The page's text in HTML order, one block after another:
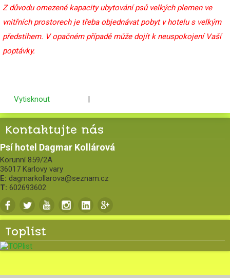
Z důvodu omezené kapacity ubytování psů velkých plemen ve
vnitřních prostorech je třeba objednávat pobyt v hotelu s velkým
předstihem. V opačném případě může dojít k neuspokojení Vaší
poptávky.
Vytisknout |
Kontaktujte nás
Psí hotel Dagmar Kollárová
Korunní 859/2A
36017 Karlovy vary
E: dagmarkollarova@seznam.cz
T: 602693602
.
. . . . .
Toplist